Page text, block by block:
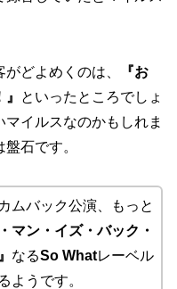
どよめくのは、
『お
といったところでしょ
イルスなのかもしれま
石です。
ムバック公演、もっと
マン・イズ・バック・
なるSo Whatレーベル
ようです。